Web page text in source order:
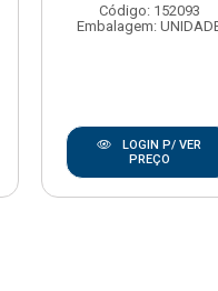
Código: 152093
Embalagem:
LOGIN P/ VER
PREÇO